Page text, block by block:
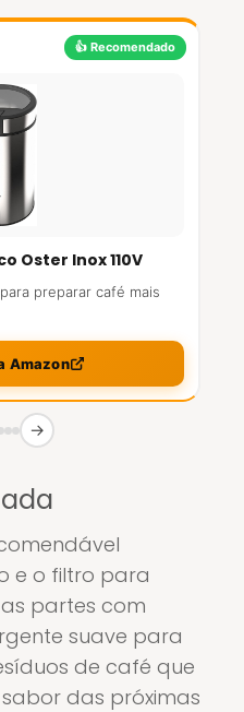
👍 Recomendado
Oster Inox 110V
preparar café mais
Amazon
→
e o filtro para
partes com
suave para
de café que
das próximas